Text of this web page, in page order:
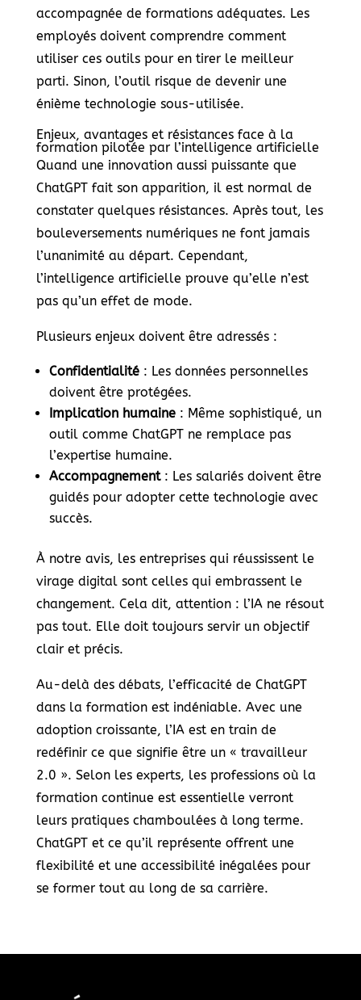
accompagnée de formations adéquates. Les
employés doivent comprendre comment
utiliser ces outils pour en tirer le meilleur
parti. Sinon, l’outil risque de devenir une
énième technologie sous-utilisée.
Enjeux, avantages et résistances face à la
formation pilotée par l’intelligence artificielle
Quand une innovation aussi puissante que
ChatGPT fait son apparition, il est normal de
constater quelques résistances. Après tout, les
bouleversements numériques ne font jamais
l’unanimité au départ. Cependant,
l’intelligence artificielle prouve qu’elle n’est
pas qu’un effet de mode.
Plusieurs enjeux doivent être adressés :
Confidentialité: Les données personnelles
doivent être protégées.
Implication humaine: Même sophistiqué, un
outil comme ChatGPT ne remplace pas
l’expertise humaine.
Accompagnement: Les salariés doivent être
guidés pour adopter cette technologie avec
succès.
À notre avis, les entreprises qui réussissent le
virage digital sont celles qui embrassent le
changement. Cela dit, attention : l’IA ne résout
pas tout. Elle doit toujours servir un objectif
clair et précis.
Au-delà des débats, l’efficacité de ChatGPT
dans la formation est indéniable. Avec une
adoption croissante, l’IA est en train de
redéfinir ce que signifie être un « travailleur
2.0 ». Selon les experts, les professions où la
formation continue est essentielle verront
leurs pratiques chamboulées à long terme.
ChatGPT et ce qu’il représente offrent une
flexibilité et une accessibilité inégalées pour
se former tout au long de sa carrière.